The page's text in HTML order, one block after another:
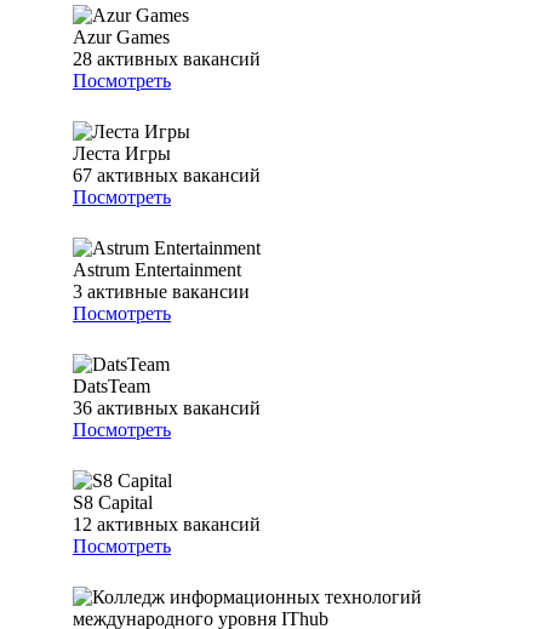
Azur Games
28 активных вакансий
Посмотреть
Леста Игры
67 активных вакансий
Посмотреть
Astrum Entertainment
3 активные вакансии
Посмотреть
DatsTeam
36 активных вакансий
Посмотреть
S8 Capital
12 активных вакансий
Посмотреть